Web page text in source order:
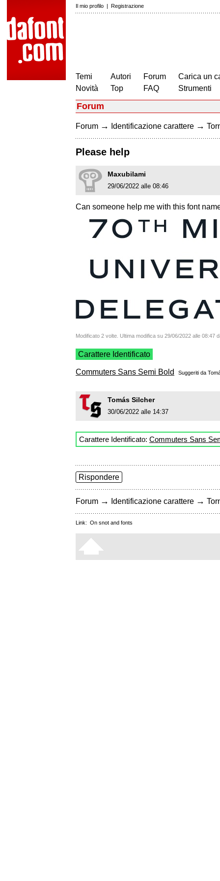
Il mio profilo | Registrazione
Temi
Novità
Autori
Top
Forum
FAQ
Carica un
Strumenti
Forum
Forum → Identificazione carattere →
Please help
Maxubilami
29/06/2022 alle 08:46
Can someone help me with this font
Modificato 2 volte. Ultima modifica su 29/06/2022 alle 08:47
Carattere Identificato
Commuters Sans Semi Bold Suggeriti da
Tomás Silcher
30/06/2022 alle 14:37
Carattere Identificato: Commuters Sans
Rispondere
Forum → Identificazione carattere →
Link: On snot and fonts